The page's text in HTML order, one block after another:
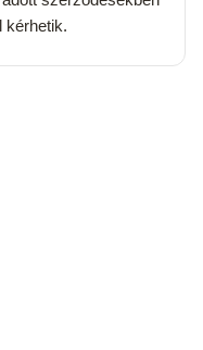
kérhetik.